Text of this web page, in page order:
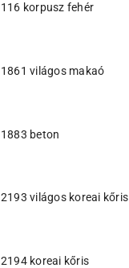
116 korpusz fehér
1861 világos makaó
1883 beton
2193 világos koreai kőris
2194 koreai kőris